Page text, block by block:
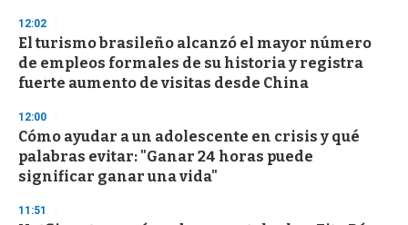
12:02
El turismo brasileño alcanzó el mayor número
de empleos formales de su historia y registra
fuerte aumento de visitas desde China
12:00
Cómo ayudar a un adolescente en crisis y qué
palabras evitar: "Ganar 24 horas puede
significar ganar una vida"
11:51